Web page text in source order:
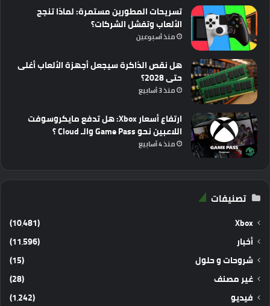
تسريحات المطورين مستمرة: لماذا تنجح
الألعاب وتفشل الشركات؟
منذ أسبوعين
هل نقص الذاكرة سيجعل أجهزة الألعاب أغلى
حتى 2028؟
منذ 3 أسابيع
ارتفاع أسعار Xbox: هل تدفع مايكروسوفت
اللاعبين نحو Game Pass والـ Cloud ؟
منذ 4 أسابيع
تصنيفات
Xbox
(10٬481)
أخبار
(11٬596)
شروحات و حلول
(15)
غير مصنف
(28)
فيديو
(1٬242)